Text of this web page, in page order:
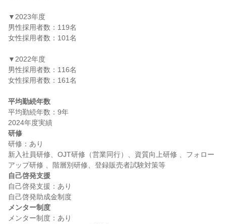
▼2023年度
男性採用者数：119名
女性採用者数：101名
▼2022年度
男性採用者数：116名
女性採用者数：161名
平均勤続年数
平均勤続年数：9年
研修
研修：あり
新入社員研修、OJT研修（営業同行）、資質向上研修 、フォロー
自己啓発支援
自己啓発支援：あり
メンター制度